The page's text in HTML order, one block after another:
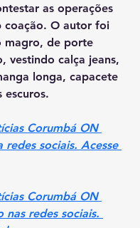
as operações
coação. O autor foi
magro, de porte
vestindo calça jeans,
longa, capacete
escuros.
Corumbá ON
redes sociais. Acesse
Corumbá ON
nas redes sociais.